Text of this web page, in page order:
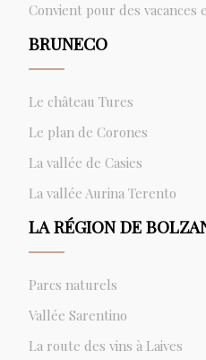
Convient pour des vacances
BRUNECO
Le château Tures
Le plan de Corones
La vallée de Casies
La vallée Aurina Terento
LA RÉGION DE
Parcs naturels
Vallée Sarentino
La route des vins à Laives